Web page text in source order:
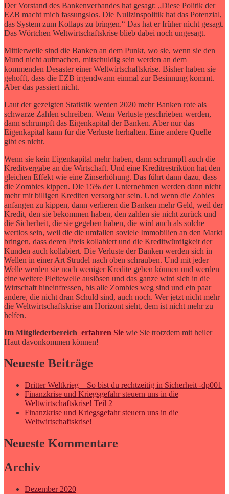
Der Vorstand des Bankenverbandes hat gesagt: „Diese Politik der
EZB macht mich fassungslos. Die Nullzinspolitik hat das Potenzial,
das System zum Kollaps zu bringen.“ Das hat er früher nicht gesagt.
Das Wörtchen Weltwirtschaftskrise blieb dabei noch ungesagt.
Mittlerweile sind die Banken an dem Punkt, wo sie, wenn sie den
Mund nicht aufmachen, mitschuldig sein werden an dem
kommenden Desaster einer Weltwirtschaftskrise. Bisher haben sie
gehofft, dass die EZB irgendwann einmal zur Besinnung kommt.
Aber das passiert nicht.
Laut der gezeigten Statistik werden 2020 mehr Banken rote als
schwarze Zahlen schreiben. Wenn Verluste geschrieben werden,
dann schrumpft das Eigenkapital der Banken. Aber nur das
Eigenkapital kann für die Verluste herhalten. Eine andere Quelle
gibt es nicht.
Wenn sie kein Eigenkapital mehr haben, dann schrumpft auch die
Kreditvergabe an die Wirtschaft. Und eine Kreditrestriktion hat den
gleichen Effekt wie eine Zinserhöhung. Das führt dann dazu, dass
die Zombies kippen. Die 15% der Unternehmen werden dann nicht
mehr mit billigen Krediten versorgbar sein. Und wenn die Zobies
anfangen zu kippen, dann verlieren die Banken mehr Geld, weil der
Kredit, den sie bekommen haben, den zahlen sie nicht zurück und
die Sicherheit, die sie gegeben haben, die wird auch als solche
wertlos sein, weil die die umfallen soviele Immobilien an den Markt
bringen, dass deren Preis kollabiert und die Kreditwürdigkeit der
Kunden auch kollabiert. Die Verluste der Banken werden sich in
Wellen in einer Art Strudel nach oben schrauben. Und mit jeder
Welle werden sie noch weniger Kredite geben können und werden
eine weitere Pleitewelle auslösen und das ganze wird sich in die
Wirtschaft hineinfressen, bis alle Zombies weg sind und ein paar
andere, die nicht dran Schuld sind, auch noch. Wer jetzt nicht mehr
die Weltwirtschaftskrise am Horizont sieht, dem ist nicht mehr zu
helfen.
Im Mitgliederbereich erfahren Sie wie Sie trotzdem mit heiler
Haut davonkommen können!
Neueste Beiträge
Dritter Weltkrieg – So bist du rechtzeitig in Sicherheit -dp001
Finanzkrise und Kriegsgefahr steuern uns in die
Weltwirtschaftskrise! Teil 2
Finanzkrise und Kriegsgefahr steuern uns in die
Weltwirtschaftskrise!
Neueste Kommentare
Archiv
Dezember 2020